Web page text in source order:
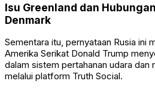
Isu Greenland dan
Denmark
Sementara itu, pernyataan Rusia ini
Amerika Serikat Donald Trump
dalam sistem pertahanan udara dan
melalui platform Truth Social.